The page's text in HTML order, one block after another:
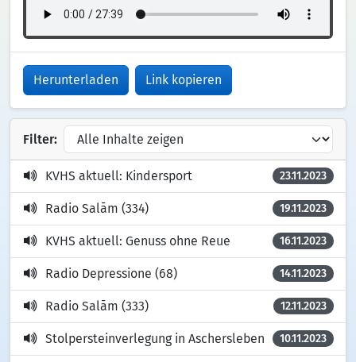
Herunterladen Link kopieren
Filter:
KVHS aktuell: Kindersport 23.11.2023
Radio Salām (334) 19.11.2023
KVHS aktuell: Genuss ohne Reue 16.11.2023
Radio Depressione (68) 14.11.2023
Radio Salām (333) 12.11.2023
Stolpersteinverlegung in Aschersleben 10.11.2023